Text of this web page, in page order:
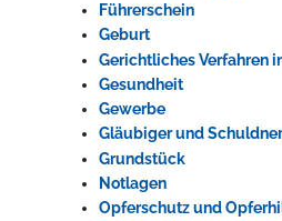
Führerschein
Geburt
Gerichtliches Verfahren
Gesundheit
Gewerbe
Gläubiger und
Grundstück
Notlagen
Opferschutz und